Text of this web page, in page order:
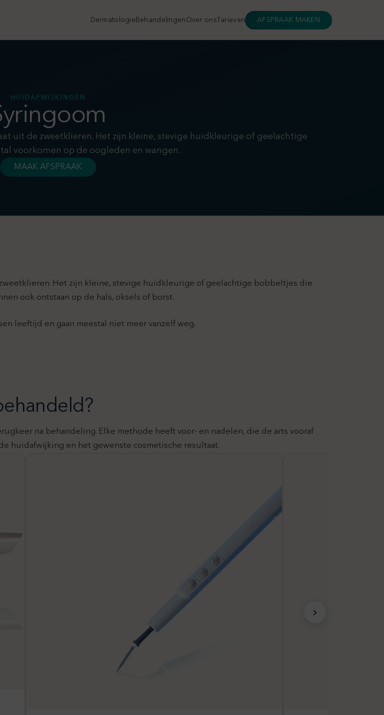
Dermatologie Behandelingen Over onsTarieven AFSPRAAK MAKEN
HUIDAFWIJKINGEN
uit de zweetklieren. Het zijn kleine, stevige huidkleurige of geelachtige
voorkomen op de oogleden en wangen.
MAAK AFSPRAAK
Het zijn kleine, stevige huidkleurige of geelachtige bobbeltjes die
ook ontstaan op de hals, oksels of borst.
leeftijd en gaan meestal niet meer vanzelf weg.
na behandeling. Elke methode heeft voor- en nadelen, die de arts vooraf
huidafwijking en het gewenste cosmetische resultaat.